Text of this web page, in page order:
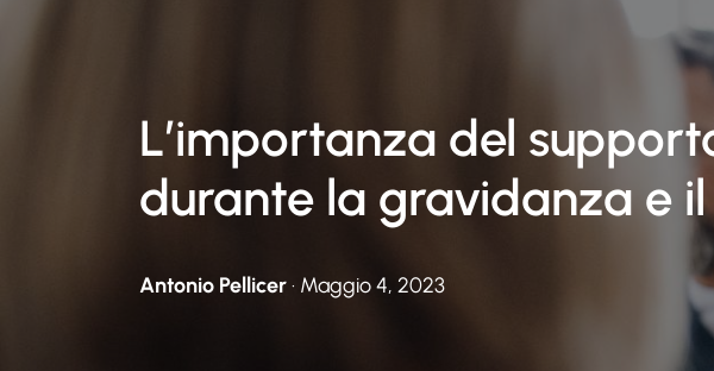
L’importanza del
durante la gravidanza e
Antonio Pellicer· Maggio 4, 2023